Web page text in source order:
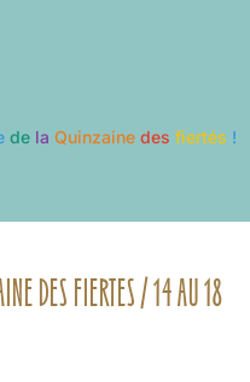
de la Quinzaine des fiertés !
DES FIERTES / 14 AU 18